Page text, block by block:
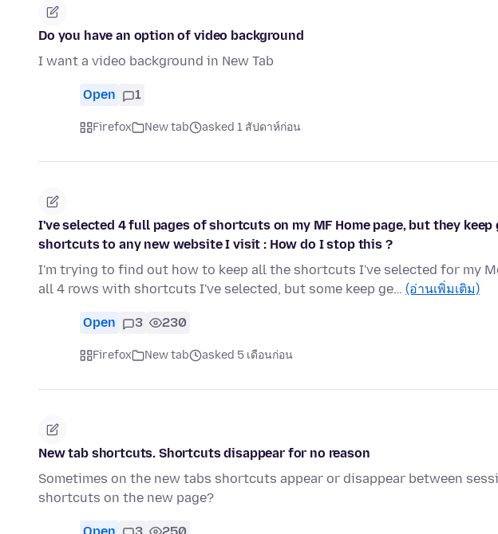
Do you have an option of video background
I want a video background in New Tab
Open 1
Firefox New tab asked 1 สัปดาห์ก่อน
I've selected 4 full pages of shortcuts on my MF Home page, but they
shortcuts to any new website I visit : How do I stop this ?
I'm trying to find out how to keep all the shortcuts I've selected for my
all 4 rows with shortcuts I've selected, but some keep ge… (อ่านเพิ่มเติม)
Open 3 230
Firefox New tab asked 5 เดือนก่อน
New tab shortcuts. Shortcuts disappear for no reason
Sometimes on the new tabs shortcuts appear or disappear between
shortcuts on the new page?